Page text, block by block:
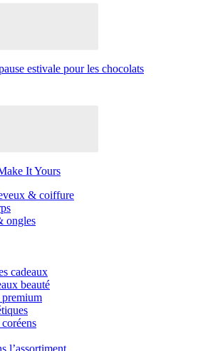
estivale pour les chocolats
It Yours
& coiffure
ongles
cadeaux
beauté
premium
l’assortiment